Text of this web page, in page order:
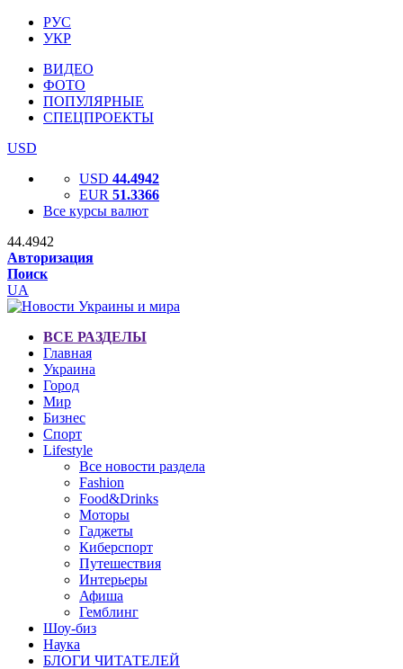
РУС
УКР
ВИДЕО
ФОТО
ПОПУЛЯРНЫЕ
СПЕЦПРОЕКТЫ
USD
USD 44.4942
EUR 51.3366
Все курсы валют
44.4942
Авторизация
Поиск
UA
ВСЕ РАЗДЕЛЫ
Главная
Украина
Город
Мир
Бизнес
Спорт
Lifestyle
Все новости раздела
Fashion
Food&Drinks
Моторы
Гаджеты
Киберспорт
Путешествия
Интерьеры
Афиша
Гемблинг
Шоу-биз
Наука
БЛОГИ ЧИТАТЕЛЕЙ